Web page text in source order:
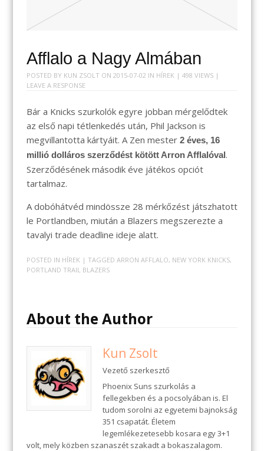
Afflalo a Nagy Almában
POSTED BY KUN ZSOLT ON 2015-07-02 IN HÍREK| 498 VIEWS |
LEAVE A RESPONSE
Bár a Knicks szurkolók egyre jobban mérgelődtek
az első napi tétlenkedés után, Phil Jackson is
megvillantotta kártyáit. A Zen mester 2 éves, 16
millió dolláros szerződést kötött Arron Afflalóval.
Szerződésének második éve játékos opciót
tartalmaz.
A dobóhátvéd mindössze 28 mérkőzést játszhatott
le Portlandben, miután a Blazers megszerezte a
tavalyi trade deadline ideje alatt.
POSTED IN HÍREK | TAGGED ARRON AFFLALO, NEW YORK KNICKS,
PORTLAND TRAIL BLAZERS
About the Author
Kun Zsolt
Vezető szerkesztő
Phoenix Suns szurkolás a
fellegekben és a pocsolyában is. El
tudom sorolni az egyetemi bajnokság
351 csapatát. Életem
legemlékezetesebb kosara egy 3+1
volt, mely közben szanaszét szakadt a bokaszalagom.